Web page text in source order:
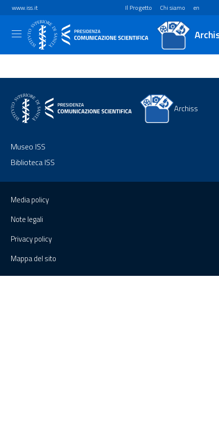
www.iss.it Il Progetto Chi siamo en
Archiss
Museo ISS
Biblioteca ISS
Media policy
Note legali
Privacy policy
Mappa del sito